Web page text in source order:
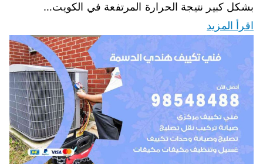
بشكل كبير نتيجة الحرارة المرتفعة في الكويت…
اقرأ المزيد